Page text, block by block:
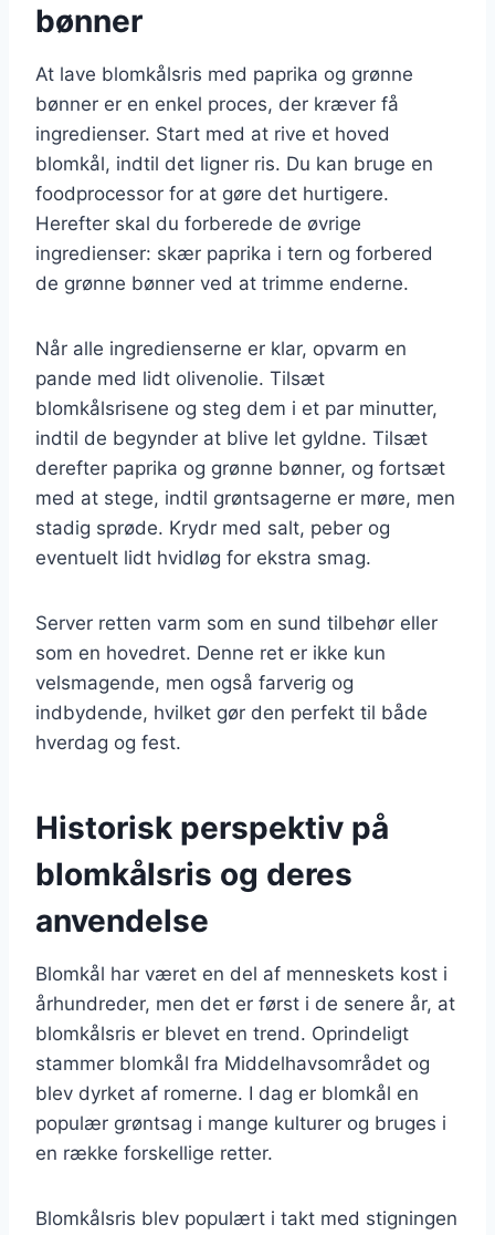
bønner
At lave blomkålsris med paprika og grønne
bønner er en enkel proces, der kræver få
ingredienser. Start med at rive et hoved
blomkål, indtil det ligner ris. Du kan bruge en
foodprocessor for at gøre det hurtigere.
Herefter skal du forberede de øvrige
ingredienser: skær paprika i tern og forbered
de grønne bønner ved at trimme enderne.
Når alle ingredienserne er klar, opvarm en
pande med lidt olivenolie. Tilsæt
blomkålsrisene og steg dem i et par minutter,
indtil de begynder at blive let gyldne. Tilsæt
derefter paprika og grønne bønner, og fortsæt
med at stege, indtil grøntsagerne er møre, men
stadig sprøde. Krydr med salt, peber og
eventuelt lidt hvidløg for ekstra smag.
Server retten varm som en sund tilbehør eller
som en hovedret. Denne ret er ikke kun
velsmagende, men også farverig og
indbydende, hvilket gør den perfekt til både
hverdag og fest.
Historisk perspektiv på
blomkålsris og deres
anvendelse
Blomkål har været en del af menneskets kost i
århundreder, men det er først i de senere år, at
blomkålsris er blevet en trend. Oprindeligt
stammer blomkål fra Middelhavsområdet og
blev dyrket af romerne. I dag er blomkål en
populær grøntsag i mange kulturer og bruges i
en række forskellige retter.
Blomkålsris blev populært i takt med stigningen